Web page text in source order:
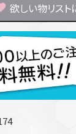
欲しい物リスト